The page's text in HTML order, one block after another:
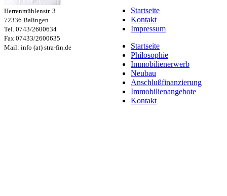
Herrenmühlenstr. 3
72336 Balingen
Tel. 0743/2600634
Fax 07433/2600635
Mail: info (at) stra-fin.de
Startseite
Kontakt
Impressum
Startseite
Philosophie
Immobilienerwerb
Neubau
Anschlußfinanzierung
Immobilienangebote
Kontakt